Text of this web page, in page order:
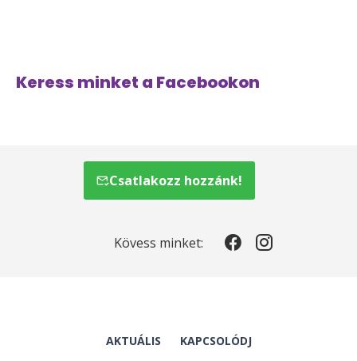
Keress minket a Facebookon
Csatlakozz hozzánk!
Kövess minket:
AKTUÁLIS KAPCSOLÓDJ